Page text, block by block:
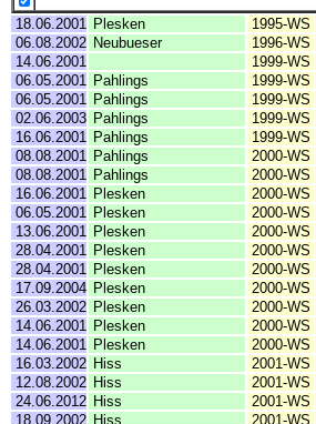
18.06.2001
Plesken 1995-WS
06.08.2002 Neubueser 1996-WS
14.06.2001
1999-WS
06.05.2001
Pahlings 1999-WS
06.05.2001
Pahlings 1999-WS
02.06.2003 Pahlings 1999-WS
16.06.2001
Pahlings 1999-WS
08.08.2001
Pahlings 2000-WS
08.08.2001
Pahlings 2000-WS
16.06.2001
Plesken 2000-WS
06.05.2001
Plesken 2000-WS
13.06.2001
Plesken 2000-WS
28.04.2001
Plesken 2000-WS
28.04.2001
Plesken 2000-WS
17.09.2004 Plesken 2000-WS
26.03.2002 Plesken 2000-WS
14.06.2001
Plesken 2000-WS
14.06.2001
Plesken 2000-WS
16.03.2002 Hiss 2001-WS
12.08.2002 Hiss 2001-WS
24.06.2012 Hiss 2001-WS
18.09.2002 Hiss 2001-WS